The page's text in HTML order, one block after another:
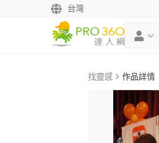
台灣
找靈感 作品詳情